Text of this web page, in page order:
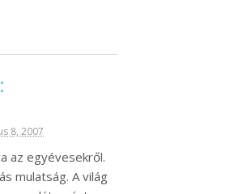
8, 2007
az egyévesekről.
mulatság. A világ